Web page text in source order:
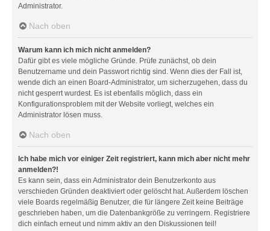
Administrator.
Nach oben
Warum kann ich mich nicht anmelden?
Dafür gibt es viele mögliche Gründe. Prüfe zunächst, ob dein
Benutzername und dein Passwort richtig sind. Wenn dies der Fall ist,
wende dich an einen Board-Administrator, um sicherzugehen, dass du
nicht gesperrt wurdest. Es ist ebenfalls möglich, dass ein
Konfigurationsproblem mit der Website vorliegt, welches ein
Administrator lösen muss.
Nach oben
Ich habe mich vor einiger Zeit registriert, kann mich aber nicht mehr
anmelden?!
Es kann sein, dass ein Administrator dein Benutzerkonto aus
verschieden Gründen deaktiviert oder gelöscht hat. Außerdem löschen
viele Boards regelmäßig Benutzer, die für längere Zeit keine Beiträge
geschrieben haben, um die Datenbankgröße zu verringern. Registriere
dich einfach erneut und nimm aktiv an den Diskussionen teil!